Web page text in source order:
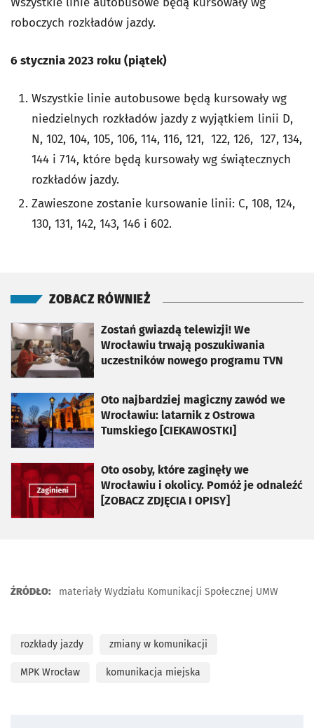
roboczych rozkładów jazdy.
6 stycznia 2023 roku (piątek)
Wszystkie linie autobusowe będą kursowały wg
niedzielnych rozkładów jazdy z wyjątkiem linii D,
N, 102, 104, 105, 106, 114, 116, 121, 122, 126, 127, 134,
144 i 714, które będą kursowały wg świątecznych
rozkładów jazdy.
Zawieszone zostanie kursowanie linii: C, 108, 124,
130, 131, 142, 143, 146 i 602.
ZOBACZ RÓWNIEŻ
Zostań gwiazdą telewizji! We
Wrocławiu trwają poszukiwania
uczestników nowego programu TVN
otworzy się w nowej karcie
Oto najbardziej magiczny zawód we
Wrocławiu: latarnik z Ostrowa
Tumskiego [CIEKAWOSTKI]
otworzy się w nowej karcie
Oto osoby, które zaginęły we
Wrocławiu i okolicy. Pomóż je odnaleźć
[ZOBACZ ZDJĘCIA I OPISY]
otworzy się w nowej karcie
ŹRÓDŁO: materiały Wydziału Komunikacji Społecznej UMW
rozkłady jazdy zmiany w komunikacji
MPK Wrocław komunikacja miejska